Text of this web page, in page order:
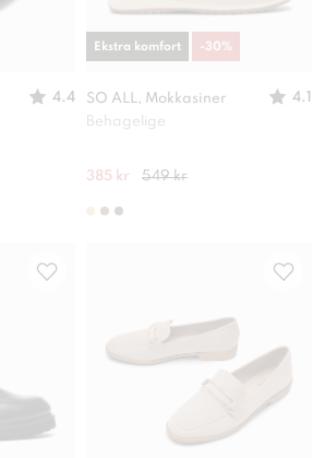
4.4 SO ALL, Mokkasiner
4.1
Behagelige
385 kr 549 kr
Ekstra komfort -30%